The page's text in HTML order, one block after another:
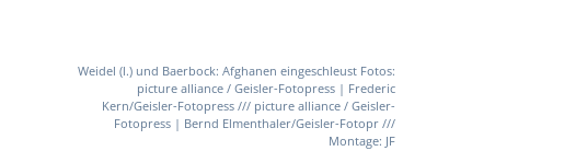
Weidel (l.) und Baerbock: Afghanen eingeschleust Fotos:
picture alliance / Geisler-Fotopress | Frederic
Kern/Geisler-Fotopress /// picture alliance / Geisler-
Fotopress | Bernd Elmenthaler/Geisler-Fotopr ///
Montage: JF